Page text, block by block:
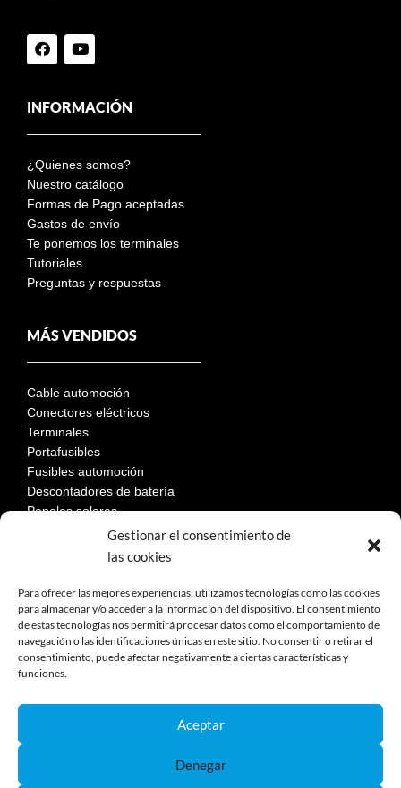
Gestionar el consentimiento de
las cookies
Para ofrecer las mejores experiencias, utilizamos tecnologías como las cookies
para almacenar y/o acceder a la información del dispositivo. El consentimiento
de estas tecnologías nos permitirá procesar datos como el comportamiento de
navegación o las identificaciones únicas en este sitio. No consentir o retirar el
consentimiento, puede afectar negativamente a ciertas características y
funciones.
Aceptar
Denegar
INFORMACIÓN
¿Quienes somos?
Nuestro catálogo
Formas de Pago aceptadas
Gastos de envío
Te ponemos los terminales
Tutoriales
Preguntas y respuestas
MÁS VENDIDOS
Cable automoción
Conectores eléctricos
Terminales
Portafusibles
Fusibles automoción
Descontadores de batería
Paneles solares
Aviso Legal
Política de privacidad
Política de cookies
Términos y condiciones de compra
Reclamaciones y desestimiento